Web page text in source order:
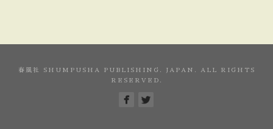
春風社 SHUMPUSHA PUBLISHING. JAPAN. ALL RIGHTS
RESERVED.